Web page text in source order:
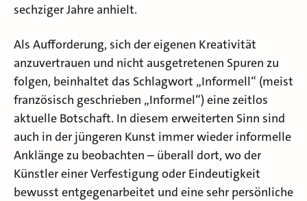
sechziger Jahre anhielt.
Als Aufforderung, sich der eigenen Kreativität
anzuvertrauen und nicht ausgetretenen Spuren zu
folgen, beinhaltet das Schlagwort „Informell“ (meist
französisch geschrieben „Informel“) eine zeitlos
aktuelle Botschaft. In diesem erweiterten Sinn sind
auch in der jüngeren Kunst immer wieder informelle
Anklänge zu beobachten – überall dort, wo der
Künstler einer Verfestigung oder Eindeutigkeit
bewusst entgegenarbeitet und eine sehr persönliche